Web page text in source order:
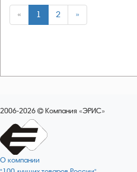
« 1 2 »
2006-2026 Компания «ЭРИС»
О компании